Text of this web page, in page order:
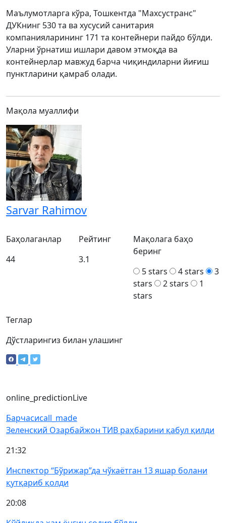
Маълумотларга кўра, Тошкентда "Махсустранс"
ДУКнинг 530 та ва хусусий санитария
компанияларининг 171 та контейнери пайдо бўлди.
Уларни ўрнатиш ишлари давом этмоқда ва
контейнерлар мавжуд барча чиқиндиларни йиғиш
пунктларини қамраб олади.
Мақола муаллифи
Sarvar Rahimov
Теглар
Баҳолаганлар
44
Рейтинг
3.1
Мақолага баҳо
беринг
5 stars
4 stars
3
stars
2 stars
1
stars
Дўстларингиз билан улашинг
online_predictionLive
Барчасиcall_made
Зеленский Озарбайжон ТИВ раҳбарини қабул қилди
21:32
Инспектор “Бўрижар”да чўкаётган 13 яшар болани
қутқариб қолди
20:08